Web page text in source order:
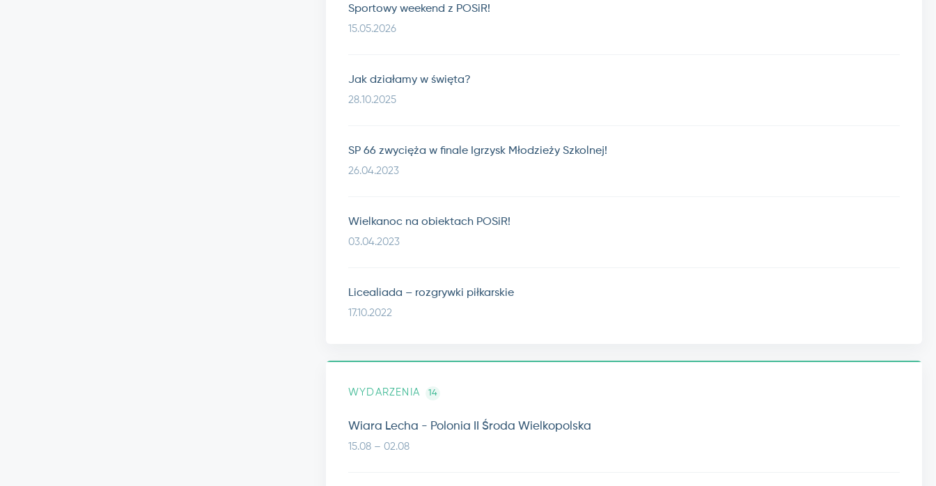
Sportowy weekend z POSiR!
15.05.2026
Jak działamy w święta?
28.10.2025
SP 66 zwycięża w finale Igrzysk Młodzieży Szkolnej!
26.04.2023
Wielkanoc na obiektach POSiR!
03.04.2023
Licealiada – rozgrywki piłkarskie
17.10.2022
WYDARZENIA 14
Wiara Lecha - Polonia II Środa Wielkopolska
15.08 – 02.08